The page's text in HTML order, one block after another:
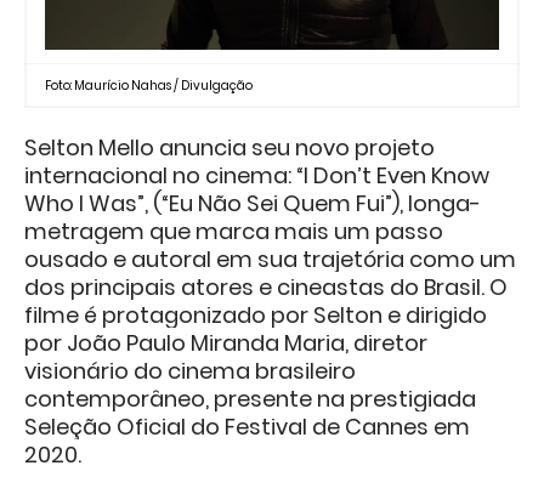
Foto: Maurício Nahas / Divulgação
Selton Mello anuncia seu novo projeto
internacional no cinema: “I Don’t Even Know
Who I Was”, (“Eu Não Sei Quem Fui”), longa-
metragem que marca mais um passo
ousado e autoral em sua trajetória como um
dos principais atores e cineastas do Brasil. O
filme é protagonizado por Selton e dirigido
por João Paulo Miranda Maria, diretor
visionário do cinema brasileiro
contemporâneo, presente na prestigiada
Seleção Oficial do Festival de Cannes em
2020.